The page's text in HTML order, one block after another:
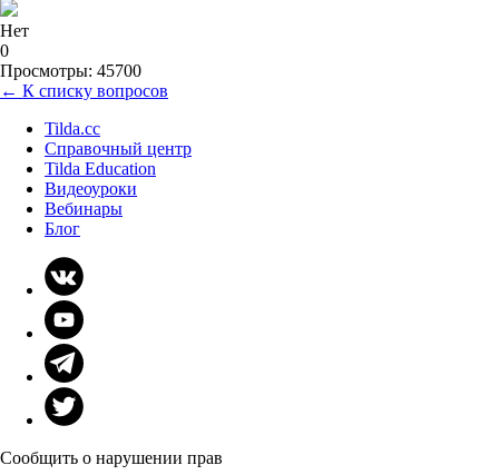
Нет
0
Просмотры: 45700
← К списку вопросов
Tilda.cc
Справочный центр
Tilda Education
Видеоуроки
Вебинары
Блог
Сообщить о нарушении прав